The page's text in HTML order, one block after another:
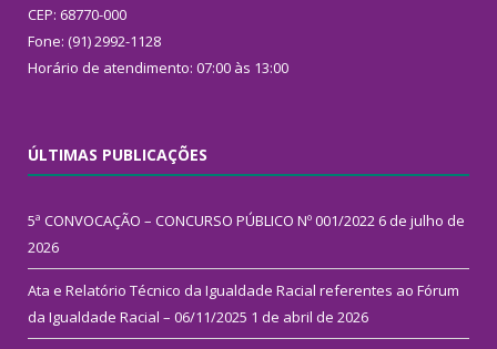
CEP: 68770-000
Fone: (91) 2992-1128
Horário de atendimento: 07:00 às 13:00
ÚLTIMAS PUBLICAÇÕES
5ª CONVOCAÇÃO – CONCURSO PÚBLICO Nº 001/2022 6 de julho de
2026
Ata e Relatório Técnico da Igualdade Racial referentes ao Fórum
da Igualdade Racial – 06/11/2025 1 de abril de 2026